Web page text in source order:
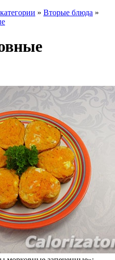
» Вторые блюда »